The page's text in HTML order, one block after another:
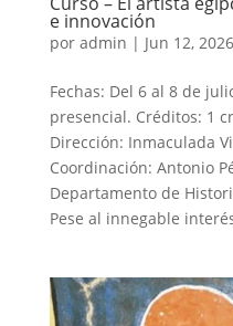
e innovación
por admin | Jun 12, 2026
Fechas: Del 6 al 8 de
presencial. Créditos: 1
Dirección: Inmaculada
Coordinación: Antonio
Departamento de
Pese al innegable